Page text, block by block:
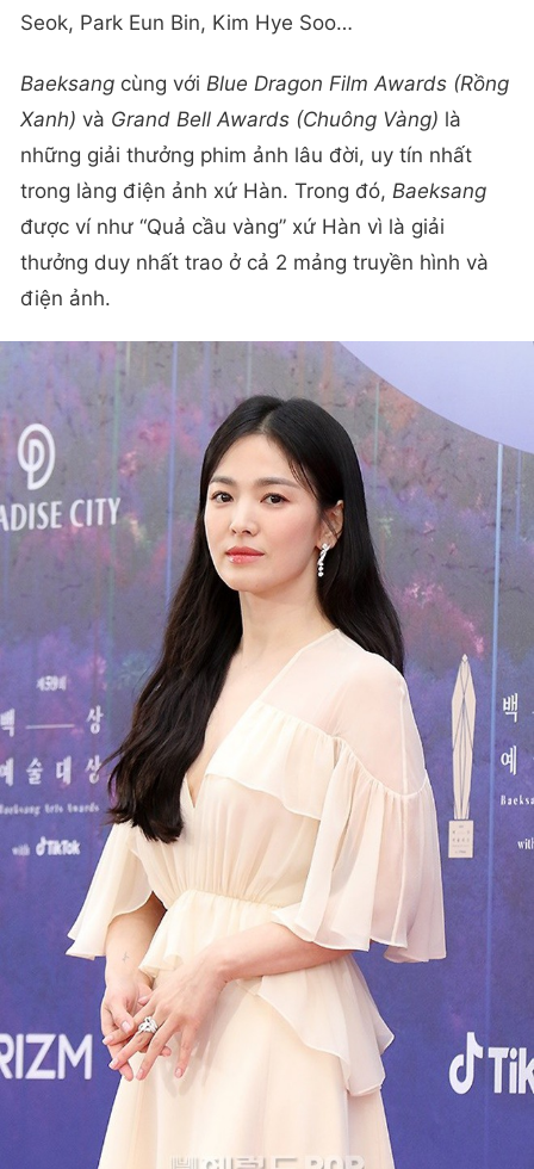
Seok, Park Eun Bin, Kim Hye Soo…
Baeksang cùng với Blue Dragon Film Awards (Rồng
Xanh) và Grand Bell Awards (Chuông Vàng) là
những giải thưởng phim ảnh lâu đời, uy tín nhất
trong làng điện ảnh xứ Hàn. Trong đó, Baeksang
được ví như “Quả cầu vàng” xứ Hàn vì là giải
thưởng duy nhất trao ở cả 2 mảng truyền hình và
điện ảnh.